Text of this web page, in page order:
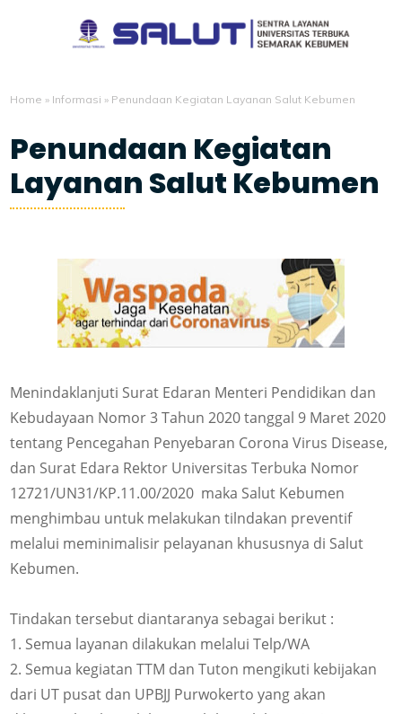
Home » Informasi » Penundaan Kegiatan Layanan Salut Kebumen
Penundaan Kegiatan
Layanan Salut Kebumen
Menindaklanjuti Surat Edaran Menteri Pendidikan dan
Kebudayaan Nomor 3 Tahun 2020 tanggal 9 Maret 2020
tentang Pencegahan Penyebaran Corona Virus Disease,
dan Surat Edara Rektor Universitas Terbuka Nomor
12721/UN31/KP.11.00/2020 maka Salut Kebumen
menghimbau untuk melakukan tilndakan preventif
melalui meminimalisir pelayanan khususnya di Salut
Kebumen.
Tindakan tersebut diantaranya sebagai berikut :
1. Semua layanan dilakukan melalui Telp/WA
2. Semua kegiatan TTM dan Tuton mengikuti kebijakan
dari UT pusat dan UPBJJ Purwokerto yang akan